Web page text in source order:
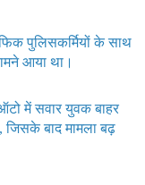
पुलिसकर्मियों के साथ
आया था।
में सवार युवक बाहर
बाद मामला बढ़